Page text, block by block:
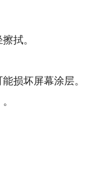
拭。
损坏屏幕涂层。